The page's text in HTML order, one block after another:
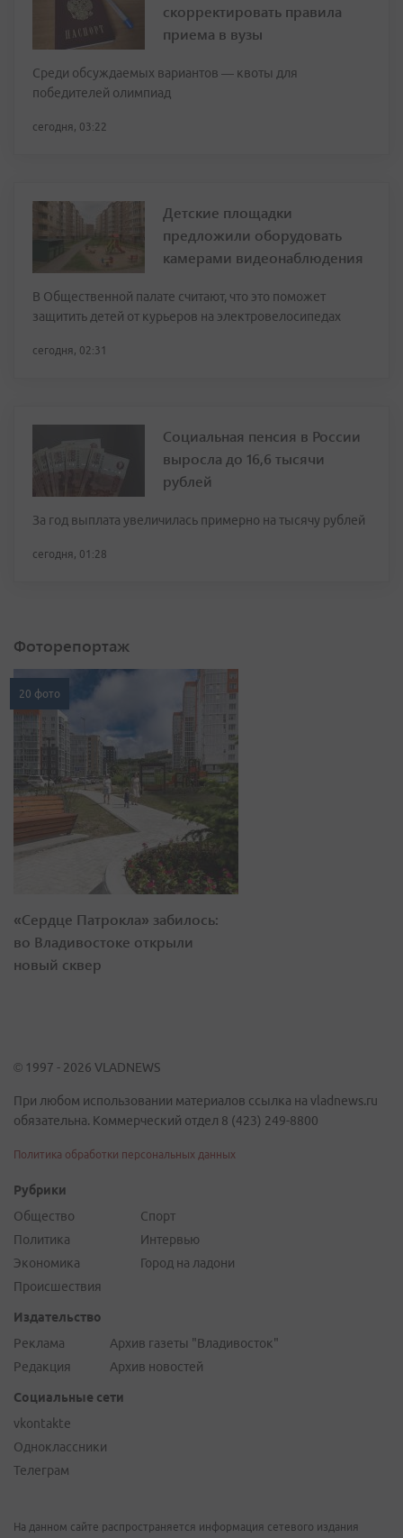
скорректировать правила
приема в вузы
Среди обсуждаемых вариантов — квоты для
победителей олимпиад
сегодня, 03:22
Детские площадки
предложили оборудовать
камерами видеонаблюдения
В Общественной палате считают, что это поможет
защитить детей от курьеров на электровелосипедах
сегодня, 02:31
Социальная пенсия в России
выросла до 16,6 тысячи
рублей
За год выплата увеличилась примерно на тысячу рублей
сегодня, 01:28
Фоторепортаж
20 фото
«Сердце Патрокла» забилось:
во Владивостоке открыли
новый сквер
© 1997 - 2026 VLADNEWS
При любом использовании материалов ссылка на vladnews.ru
обязательна. Коммерческий отдел 8 (423) 249-8800
Политика обработки персональных данных
Рубрики
Общество
Политика
Экономика
Происшествия
Спорт
Интервью
Город на ладони
Издательство
Реклама
Редакция
Архив газеты "Владивосток"
Архив новостей
Социальные сети
vkontakte
Одноклассники
Телеграм
На данном сайте распространяется информация сетевого издания